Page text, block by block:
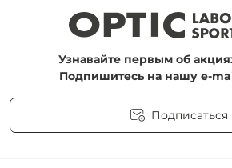
Узнавайте первым об
Подпишитесь на нашу e-
Подписаться
Пользовательское